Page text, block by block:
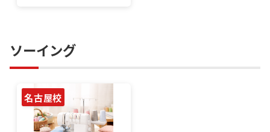
ソーイング
名古屋校